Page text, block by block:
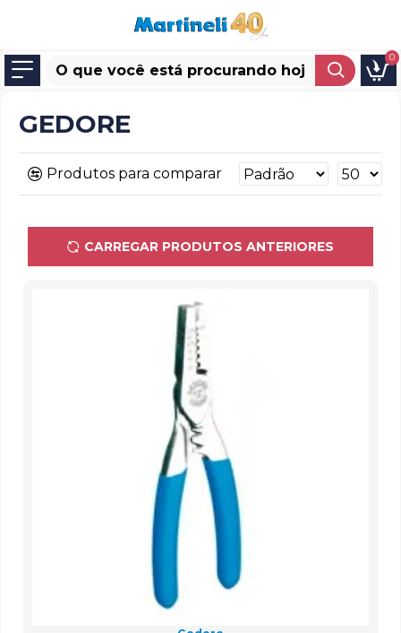
0
GEDORE
Produtos para comparar
CARREGAR PRODUTOS ANTERIORES